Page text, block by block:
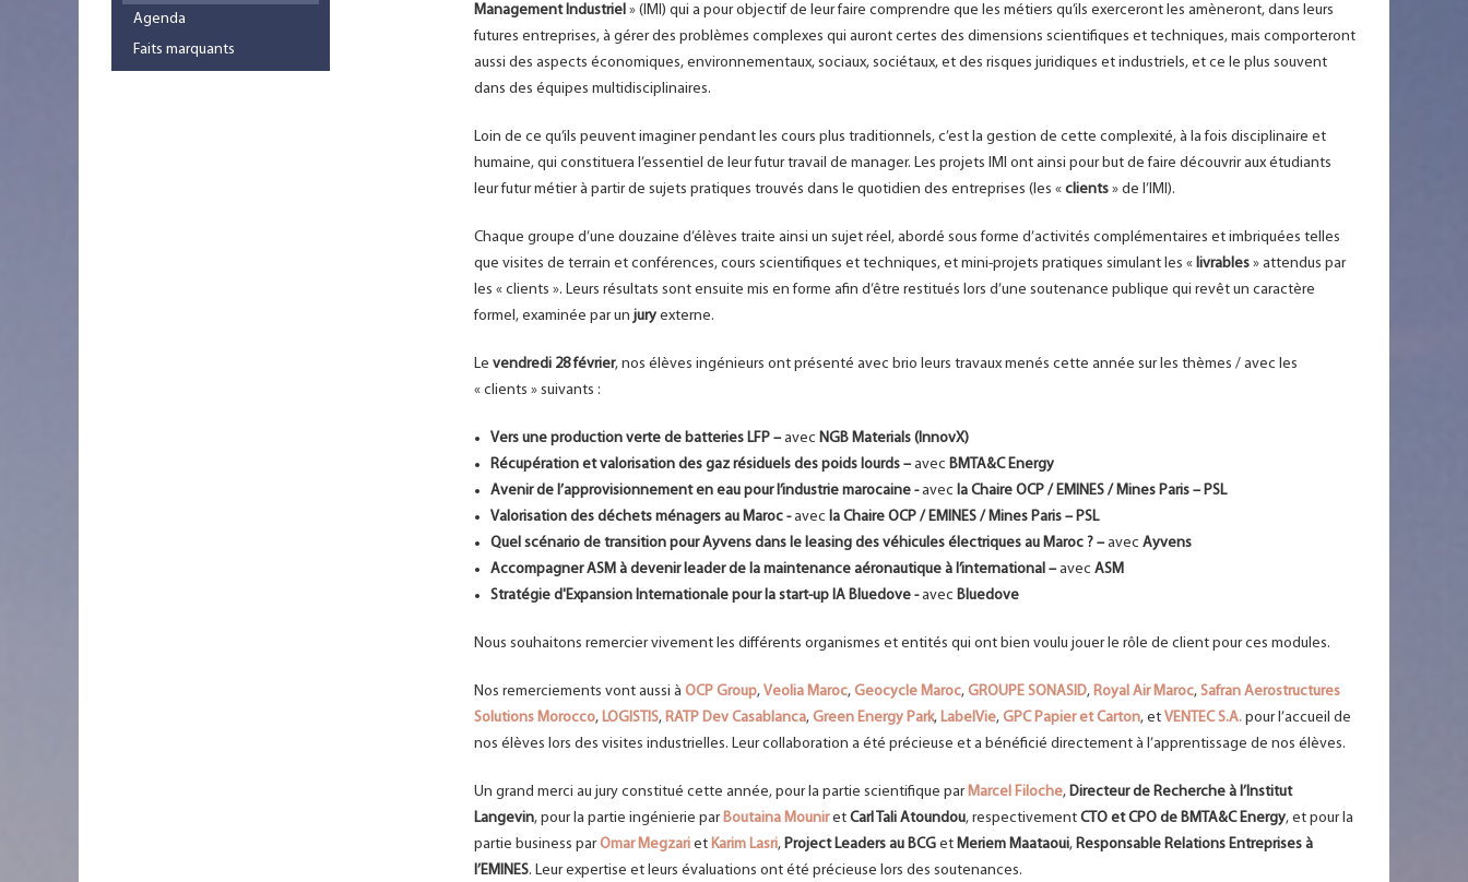
Management Industriel » (IMI) qui a pour objectif de leur faire comprendre que les métiers qu’ils exerceront les amèneront, dans leurs
futures entreprises, à gérer des problèmes complexes qui auront certes des dimensions scientifiques et techniques, mais comporteront
aussi des aspects économiques, environnementaux, sociaux, sociétaux, et des risques juridiques et industriels, et ce le plus souvent
dans des équipes multidisciplinaires.
Loin de ce qu’ils peuvent imaginer pendant les cours plus traditionnels, c’est la gestion de cette complexité, à la fois disciplinaire et
humaine, qui constituera l’essentiel de leur futur travail de manager. Les projets IMI ont ainsi pour but de faire découvrir aux étudiants
leur futur métier à partir de sujets pratiques trouvés dans le quotidien des entreprises (les « clients» de l’IMI).
Chaque groupe d’une douzaine d’élèves traite ainsi un sujet réel, abordé sous forme d’activités complémentaires et imbriquées telles
que visites de terrain et conférences, cours scientifiques et techniques, et mini-projets pratiques simulant les « livrables» attendus par
les « clients ». Leurs résultats sont ensuite mis en forme afin d’être restitués lors d’une soutenance publique qui revêt un caractère
formel, examinée par un juryexterne.
Le vendredi 28 février, nos élèves ingénieurs ont présenté avec brio leurs travaux menés cette année sur les thèmes / avec les
« clients » suivants :
Vers une production verte de batteries LFP –avec NGB Materials (InnovX)
Récupération et valorisation des gaz résiduels des poids lourds –avec BMTA&C Energy
Avenir de l’approvisionnement en eau pour l’industrie marocaine -avec la Chaire OCP / EMINES / Mines Paris – PSL
Valorisation des déchets ménagers au Maroc -avec la Chaire OCP / EMINES / Mines Paris – PSL
Quel scénario de transition pour Ayvens dans le leasing des véhicules électriques au Maroc ? –avec Ayvens
Accompagner ASM à devenir leader de la maintenance aéronautique à l’international –avec ASM
Stratégie d'Expansion Internationale pour la start-up IA Bluedove -avec Bluedove
Nous souhaitons remercier vivement les différents organismes et entités qui ont bien voulu jouer le rôle de client pour ces modules.
Nos remerciements vont aussi à OCP Group, Veolia Maroc, Geocycle Maroc, GROUPE SONASID, Royal Air Maroc, Safran Aerostructures
Solutions Morocco, LOGISTIS, RATP Dev Casablanca, Green Energy Park, LabelVie, GPC Papier et Carton, et VENTEC S.A.pour l’accueil de
nos élèves lors des visites industrielles. Leur collaboration a été précieuse et a bénéficié directement à l’apprentissage de nos élèves.
Un grand merci au jury constitué cette année, pour la partie scientifique par Marcel Filoche, Directeur de Recherche à l’Institut
Langevin, pour la partie ingénierie par Boutaina Mouniret Carl Tali Atoundou, respectivement CTO et CPO de BMTA&C Energy, et pour la
partie business parOmar Megzariet Karim Lasri, Project Leaders au BCGet Meriem Maataoui, Responsable Relations Entreprises à
l’EMINES. Leur expertise et leurs évaluations ont été précieuse lors des soutenances.
Agenda
Faits marquants